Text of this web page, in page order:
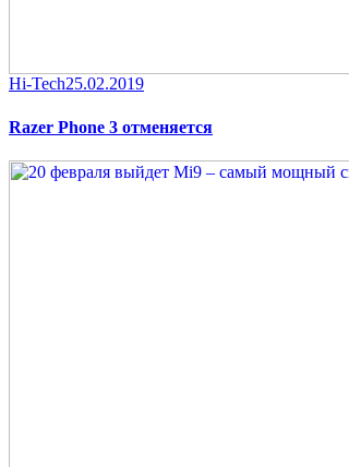
Category
Hi-TechPosted
25.02.2019
Razer Phone 3 отменяется